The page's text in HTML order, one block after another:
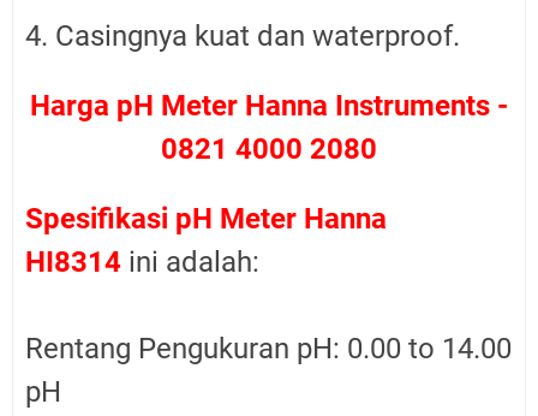
4. Casingnya kuat dan waterproof.
Harga pH Meter Hanna Instruments -
0821 4000 2080
Spesifikasi pH Meter Hanna
HI8314 ini adalah:
Rentang Pengukuran pH: 0.00 to 14.00
pH